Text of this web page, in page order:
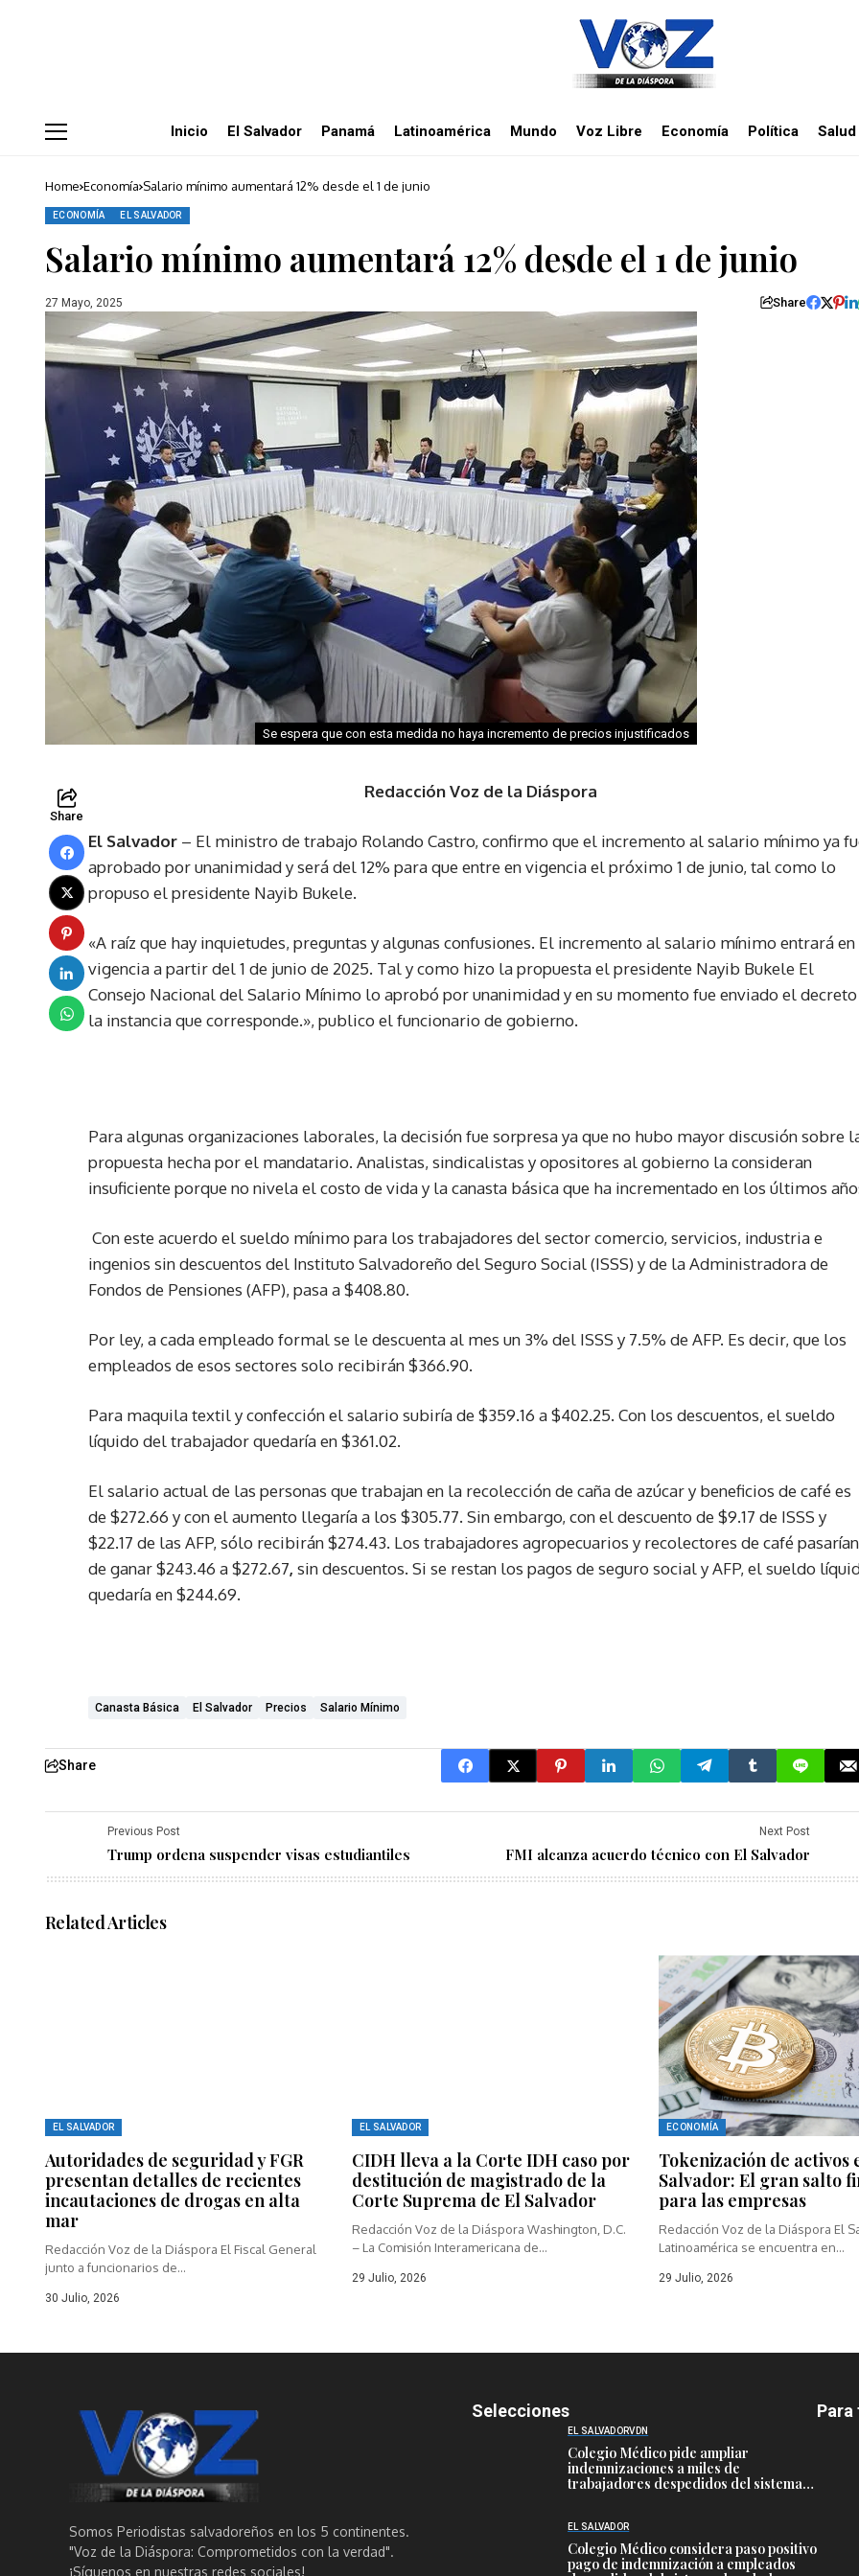
Inicio El Salvador Panamá Latinoamérica Mundo Voz Libre Economía Política Salud
Home Economía Salario mínimo aumentará 12% desde el 1 de junio
ECONOMÍA EL SALVADOR
Salario mínimo aumentará 12% desde el 1 de junio
27 Mayo, 2025 Share
Se espera que con esta medida no haya incremento de precios injustificados
Share
Redacción Voz de la Diáspora
El Salvador – El ministro de trabajo Rolando Castro, confirmo que el incremento al salario mínimo ya
aprobado por unanimidad y será del 12% para que entre en vigencia el próximo 1 de junio, tal como lo
propuso el presidente Nayib Bukele.
«A raíz que hay inquietudes, preguntas y algunas confusiones. El incremento al salario mínimo entrará en
vigencia a partir del 1 de junio de 2025. Tal y como hizo la propuesta el presidente Nayib Bukele El
Consejo Nacional del Salario Mínimo lo aprobó por unanimidad y en su momento fue enviado el
la instancia que corresponde.», publico el funcionario de gobierno.
Para algunas organizaciones laborales, la decisión fue sorpresa ya que no hubo mayor discusión sobre
propuesta hecha por el mandatario. Analistas, sindicalistas y opositores al gobierno la consideran
insuficiente porque no nivela el costo de vida y la canasta básica que ha incrementado en los últimos
Con este acuerdo el sueldo mínimo para los trabajadores del sector comercio, servicios, industria e
ingenios sin descuentos del Instituto Salvadoreño del Seguro Social (ISSS) y de la Administradora de
Fondos de Pensiones (AFP), pasa a $408.80.
Por ley, a cada empleado formal se le descuenta al mes un 3% del ISSS y 7.5% de AFP. Es decir, que los
empleados de esos sectores solo recibirán $366.90.
Para maquila textil y confección el salario subiría de $359.16 a $402.25. Con los descuentos, el sueldo
líquido del trabajador quedaría en $361.02.
El salario actual de las personas que trabajan en la recolección de caña de azúcar y beneficios de café es
de $272.66 y con el aumento llegaría a los $305.77. Sin embargo, con el descuento de $9.17 de ISSS y
$22.17 de las AFP, sólo recibirán $274.43. Los trabajadores agropecuarios y recolectores de café pasarían
de ganar $243.46 a $272.67, sin descuentos. Si se restan los pagos de seguro social y AFP, el sueldo
quedaría en $244.69.
Canasta Básica El Salvador Precios Salario Mínimo
Share
Previous Post
Trump ordena suspender visas estudiantiles
Next Post
FMI alcanza acuerdo técnico con El Salvador
Related Articles
EL SALVADOR
Autoridades de seguridad y FGR
presentan detalles de recientes
incautaciones de drogas en alta
mar
Redacción Voz de la Diáspora El Fiscal General
junto a funcionarios de...
30 Julio, 2026
EL SALVADOR
CIDH lleva a la Corte IDH caso por
destitución de magistrado de la
Corte Suprema de El Salvador
Redacción Voz de la Diáspora Washington, D.C.
– La Comisión Interamericana de...
29 Julio, 2026
ECONOMÍA
Tokenización de activos
Salvador: El gran salto
para las empresas
Redacción Voz de la Diáspora El
Latinoamérica se encuentra en...
29 Julio, 2026
Somos Periodistas salvadoreños en los 5 continentes.
"Voz de la Diáspora: Comprometidos con la verdad".
¡Síguenos en nuestras redes sociales!
Selecciones
EL SALVADORVDN
Colegio Médico pide ampliar
indemnizaciones a miles de
trabajadores despedidos del sistema
EL SALVADOR
Colegio Médico considera paso positivo
pago de indemnización a empleados
Para